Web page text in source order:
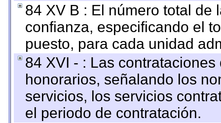
84 XV B : El número total de
confianza, especificando el
puesto, para cada unidad
84 XVI - : Las
honorarios, señalando los
servicios, los servicios
el periodo de contratación.